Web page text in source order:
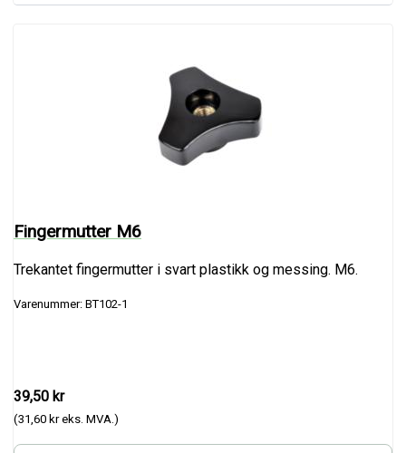
Fingermutter M6
Trekantet fingermutter i svart plastikk og messing. M6.
Varenummer: BT102-1
39,50 kr
(31,60 kr eks. MVA.)